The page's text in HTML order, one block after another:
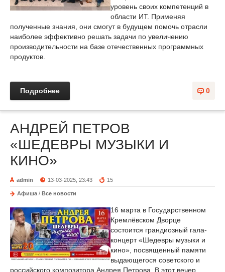
уровень своих компетенций в
области ИТ. Применяя
полученные знания, они смогут в будущем помочь отрасли
наиболее эффективно решать задачи по увеличению
производительности на базе отечественных программных
продуктов.
0
Подробнее
АНДРЕЙ ПЕТРОВ
«ШЕДЕВРЫ МУЗЫКИ И
КИНО»
admin 13-03-2025, 23:43 15
Афиша / Все новости
16 марта в Государственном
Кремлёвском Дворце
состоится грандиозный гала-
концерт «Шедевры музыки и
кино», посвященный памяти
выдающегося советского и
российского композитора Андрея Петрова. В этот вечер